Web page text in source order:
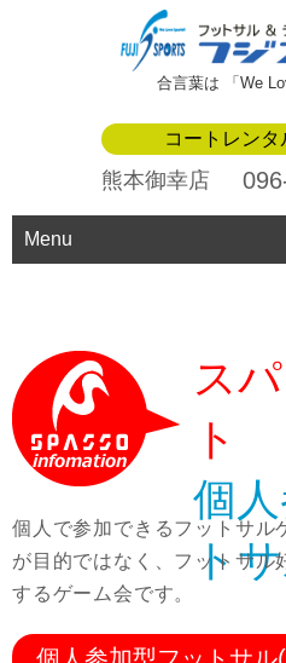
合言葉は 「We
コートレンタ
熊本御幸店
Menu
ス
ト
個
ト
個人で参加できるフットサル
が目的ではなく、フットサル
するゲーム会です。